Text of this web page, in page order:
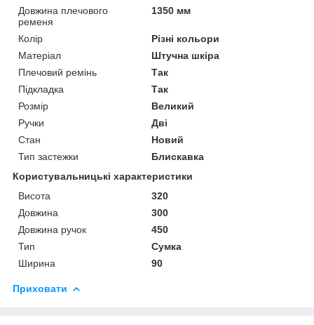
Довжина плечового
ременя
1350 мм
Колір
Різні кольори
Матеріал
Штучна шкіра
Плечовий ремінь
Так
Підкладка
Так
Розмір
Великий
Ручки
Дві
Стан
Новий
Тип застежки
Блискавка
Користувальницькі характеристики
Висота
320
Довжина
300
Довжина ручок
450
Тип
Сумка
Ширина
90
Приховати